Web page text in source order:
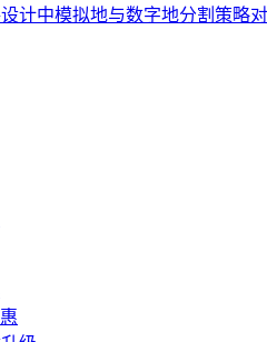
计中模拟地与数字地分割策略